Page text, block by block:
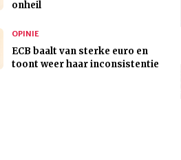
onheil
OPINIE
ECB baalt van sterke euro en
toont weer haar inconsistentie